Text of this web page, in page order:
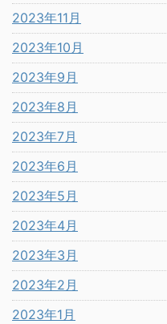
2023年11月
2023年10月
2023年9月
2023年8月
2023年7月
2023年6月
2023年5月
2023年4月
2023年3月
2023年2月
2023年1月